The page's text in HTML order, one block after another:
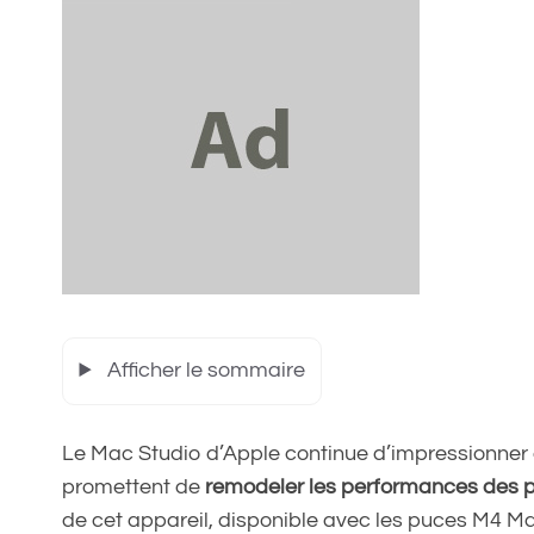
Afficher le sommaire
Le Mac Studio d’Apple continue
promettent de remodeler les performances des
de cet appareil, disponible avec les puces M4